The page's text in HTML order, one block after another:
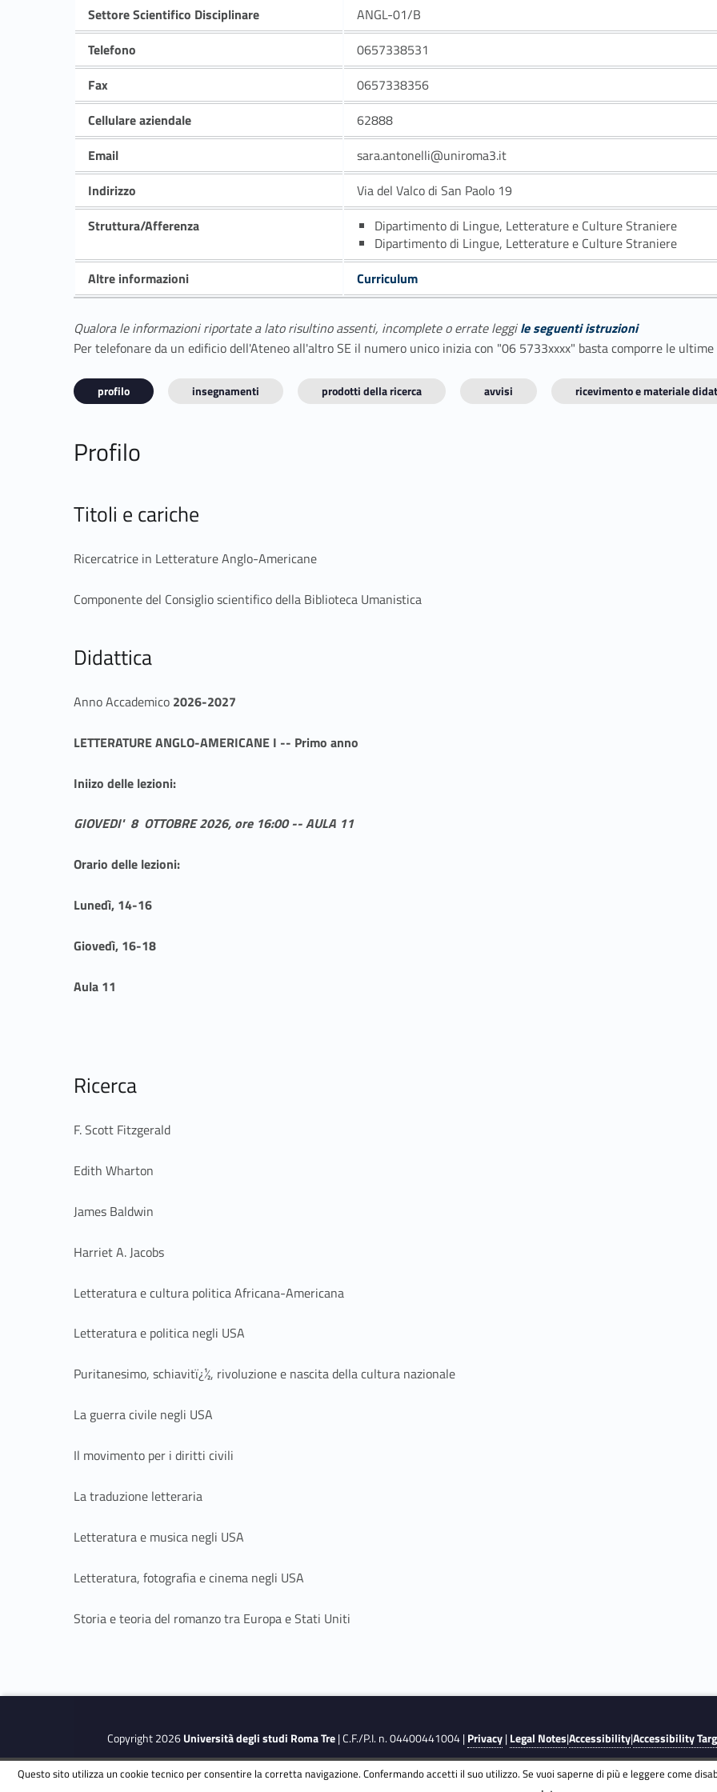
Settore Scientifico Disciplinare
ANGL-01/B
Telefono
0657338531
Fax
0657338356
Cellulare aziendale
62888
Email
sara.antonelli@uniroma3.it
Indirizzo
Via del Valco di San Paolo 19
Struttura/Afferenza
Dipartimento di Lingue, Letterature e Culture Straniere
Dipartimento di Lingue, Letterature e Culture Straniere
Altre informazioni
Curriculum
Qualora le informazioni riportate a lato risultino assenti, incomplete o errate leggile seguenti istruzioni
Per telefonare da un edificio dell'Ateneo all'altro SE il numero unico inizia con "06 5733xxxx" basta comporre le
profilo insegnamenti prodotti della ricerca avvisi ricevimento e materiale
Profilo
Titoli e cariche
Ricercatrice in Letterature Anglo-Americane
Componente del Consiglio scientifico della Biblioteca Umanistica
Didattica
Anno Accademico 2026-2027
LETTERATURE ANGLO-AMERICANE I -- Primo anno
Iniizo delle lezioni:
GIOVEDI' 8 OTTOBRE 2026, ore 16:00 -- AULA 11
Orario delle lezioni:
Lunedì, 14-16
Giovedì, 16-18
Aula 11
Ricerca
F. Scott Fitzgerald
Edith Wharton
James Baldwin
Harriet A. Jacobs
Letteratura e cultura politica Africana-Americana
Letteratura e politica negli USA
Puritanesimo, schiavitï¿½, rivoluzione e nascita della cultura nazionale
La guerra civile negli USA
Il movimento per i diritti civili
La traduzione letteraria
Letteratura e musica negli USA
Letteratura, fotografia e cinema negli USA
Storia e teoria del romanzo tra Europa e Stati Uniti
Copyright 2026Università degli studi Roma Tre| C.F./P.I. n. 04400441004 |Privacy|Legal Notes|Accessibility|Accessibility
Questo sito utilizza un cookie tecnico per consentire la corretta navigazione. Confermando accetti il suo utilizzo. Se vuoi saperne di più e leggere come